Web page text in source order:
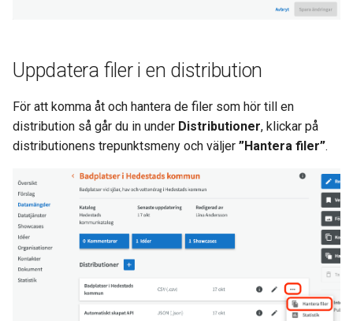
Uppdatera filer i en distribution
För att komma åt och hantera de filer som hör till en
distribution så går du in under Distributioner, klickar på
distributionens trepunktsmeny och väljer ”Hantera filer”.